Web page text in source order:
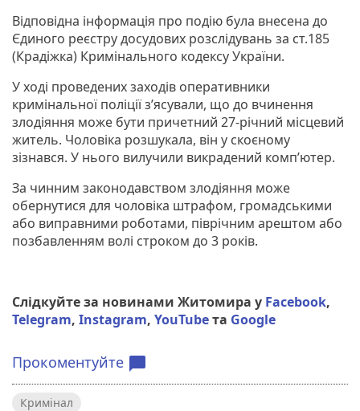
Відповідна інформація про подію була внесена до
Єдиного реєстру досудових розслідувань за ст.185
(Крадіжка) Кримінального кодексу України.
У ході проведених заходів оперативники
кримінальної поліції з’ясували, що до вчинення
злодіяння може бути причетний 27-річний місцевий
житель. Чоловіка розшукала, він у скоєному
зізнався. У нього вилучили викрадений комп’ютер.
За чинним законодавством злодіяння може
обернутися для чоловіка штрафом, громадськими
або виправними роботами, піврічним арештом або
позбавленням волі строком до 3 років.
Слідкуйте за новинами Житомира у Facebook,
Telegram, Instagram, YouTubeта Google
Прокоментуйте chat_bubble
Кримінал